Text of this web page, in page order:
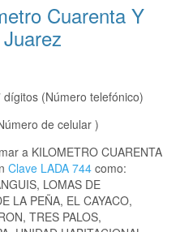
Cuarenta Y
(Número telefónico)
de celular )
a KILOMETRO CUARENTA
Clave LADA 744 como:
LOMAS DE
LA PEÑA, EL CAYACO,
TRES PALOS,